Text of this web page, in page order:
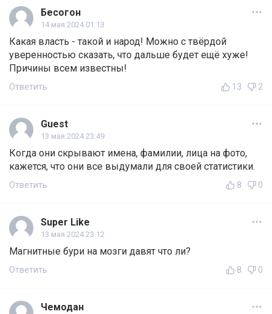
Бесогон
14 мая 2024 01:13
Какая власть - такой и народ! Можно с твёрдой
уверенностью сказать, что дальше будет ещё хуже!
Причины всем известны!
Ответить 13 2
Guest
13 мая 2024 23:49
Когда они скрывают имена, фамилии, лица на фото,
кажется, что они все выдумали для своей статистики.
Ответить 8 0
Super Like
13 мая 2024 23:12
Магнитные бури на мозги давят что ли?
Ответить 8 0
Чемодан